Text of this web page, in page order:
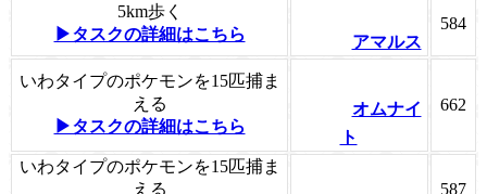
5km歩く
▶タスクの詳細はこちら
アマルス
584
いわタイプのポケモンを15匹捕ま
える
▶タスクの詳細はこちら
オムナイ
ト
662
いわタイプのポケモンを15匹捕ま
える
587